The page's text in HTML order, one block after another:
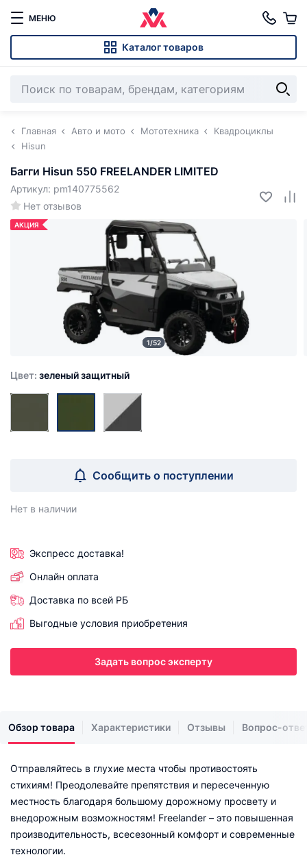
МЕНЮ
Каталог товаров
Главная Авто и мото Мототехника
Квадроциклы
Hisun
Багги Hisun 550 FREELANDER LIMITED
Нет отзывов
Артикул: pm140775562
АКЦИЯ
1/52
Цвет: зеленый защитный
Сообщить о поступлении
Нет в наличии
Экспресс доставка!
Онлайн оплата
Доставка по всей РБ
Выгодные условия приобретения
Задать вопрос эксперту
Обзор товара Характеристики Отзывы Вопрос-
Отправляйтесь в глухие места чтобы противостоять
стихиям! Преодолевайте препятствия и пересеченную
местность благодаря большому дорожному просвету и
внедорожным возможностям! Freelander – это повышенная
производительность, всесезонный комфорт и современные
технологии.